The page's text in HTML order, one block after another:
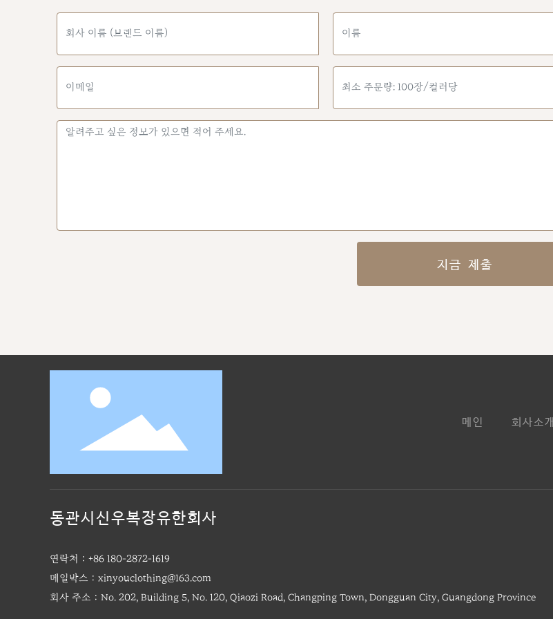
지금 제출
메인 회사소개
동관시신우복장유한회사
연락처： +86 180-2872-1619
메일박스： xinyouclothing@163.com
회사 주소：No. 202, Building 5, No. 120, Qiaozi Road, Changping Town, Dongguan City, Guangdong Province